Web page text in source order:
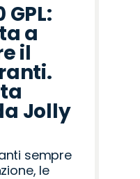
a
il
Jolly
sempre
le